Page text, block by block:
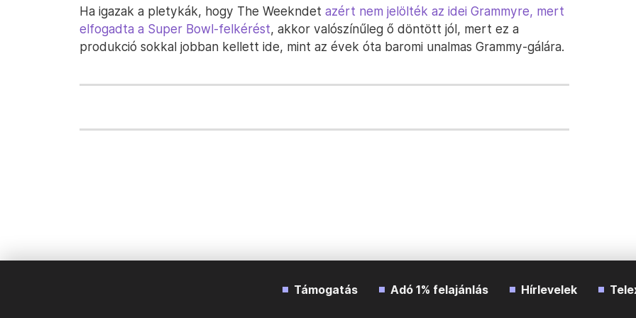
Ha igazak a pletykák, hogy The Weekndet azért nem jelölték az idei Grammyre, mert
elfogadta a Super Bowl-felkérést, akkor valószínűleg ő döntött jól, mert ez a
produkció sokkal jobban kellett ide, mint az évek óta baromi unalmas Grammy-gálára.
Támogatás Adó 1% felajánlás Hírlevelek